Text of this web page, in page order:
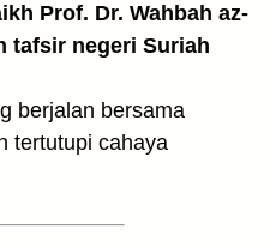
Prof. Dr. Wahbah az-
tafsir negeri Suriah
berjalan bersama
tertutupi cahaya